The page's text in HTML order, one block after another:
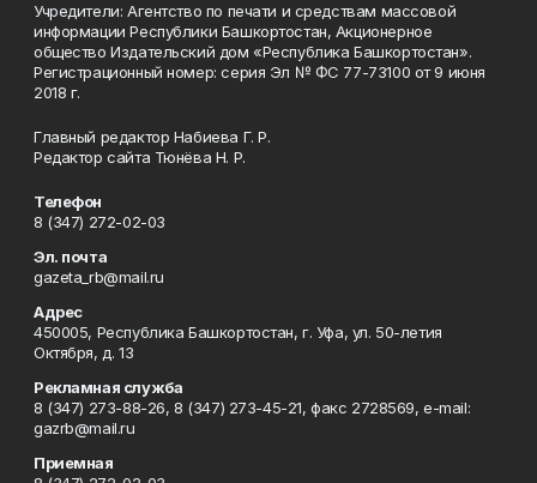
Учредители: Агентство по печати и средствам массовой
информации Республики Башкортостан, Акционерное
общество Издательский дом «Республика Башкортостан».
Регистрационный номер: серия Эл № ФС 77-73100 от 9 июня
2018 г.
Главный редактор Набиева Г. Р.
Редактор сайта Тюнёва Н. Р.
Телефон
8 (347) 272-02-03
Эл. почта
gazeta_rb@mail.ru
Адрес
450005, Республика Башкортостан, г. Уфа, ул. 50-летия
Октября, д. 13
Рекламная служба
8 (347) 273-88-26, 8 (347) 273-45-21, факс 2728569, e-mail:
gazrb@mail.ru
Приемная